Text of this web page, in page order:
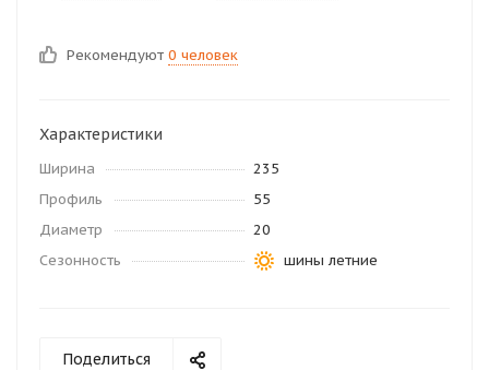
Рекомендуют 0 человек
Характеристики
Ширина
235
Профиль
55
Диаметр
20
Сезонность
шины летние
Поделиться